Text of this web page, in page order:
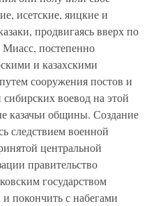
исетские, яицкие и
продвигаясь вверх по
Миасс, постепенно
и казахскими
сооружения постов и
воевод на этой
казачьи общины. Создание
следствием военной
центральной
правительство
государством
покончить с набегами